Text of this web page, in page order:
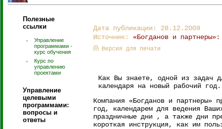
Полезные
ссылки
Управление
программами -
курс обучения
Курс по
управлению
проектами
Управление
целевыми
программами:
вопросы и
ответы
Дата публикации: 28.12.2009
Источник: «Богданов и
Версия для печати
Как Вы знаете, одной из задач
календаря на новый рабочий год.
Компания «Богданов и партнеры»
год, календарем для ведения
праздничные дни , а также дни
короткая инструкция, как им